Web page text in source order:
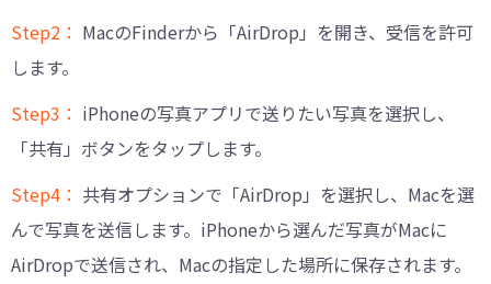
Step2： MacのFinderから「AirDrop」を開き、受信を許可
します。
Step3： iPhoneの写真アプリで送りたい写真を選択し、
「共有」ボタンをタップします。
Step4： 共有オプションで「AirDrop」を選択し、Macを選
んで写真を送信します。iPhoneから選んだ写真がMacに
AirDropで送信され、Macの指定した場所に保存されます。